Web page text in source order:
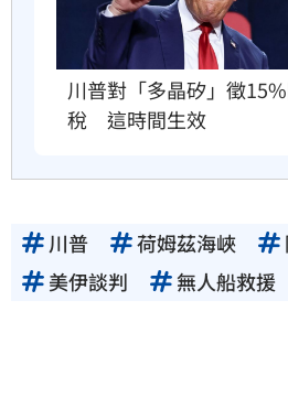
川普對「多晶矽」徵
稅　這時間生效
川普 荷姆茲海峽
美伊談判
無人船救援